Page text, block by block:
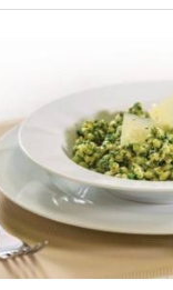
veľkonočné